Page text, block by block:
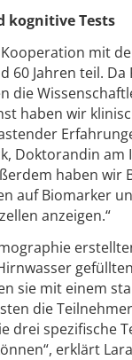
kognitive Tests
mit
60 Jahren teil.
die
haben wir
Doktorandin
haben
auf Biomarker
anzeigen.“
sie mit einem
die
drei spezifische
erklärt